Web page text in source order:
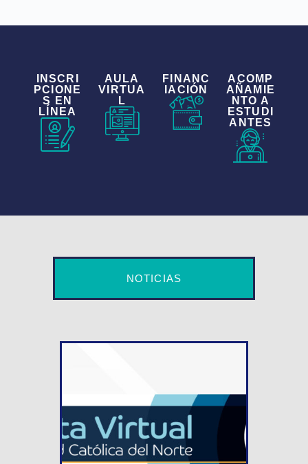
INSCRI
PCIONE
S EN
LÍNEA
AULA
VIRTUA
L
FINANC
IACIÓN
ACOMP
AÑAMIE
NTO A
ESTUDI
ANTES
NOTICIAS